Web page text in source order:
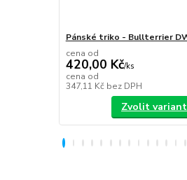
Pánské triko - Bullterrier
cena od
420,00 Kč/ks
cena od
347,11 Kč bez DPH
Zvolit